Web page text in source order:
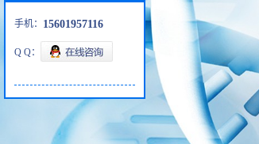
手机： 15601957116
Q Q：